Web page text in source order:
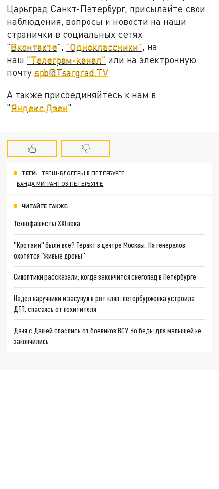
Царьград Санкт-Петербург, присылайте свои
наблюдения, вопросы и новости на наши
странички в социальных сетях
"Вконтакте", "Одноклассники", на
наш "Телеграм-канал" или на электронную
почту spb@Tsargrad.TV
А также присоединяйтесь к нам в
"Яндекс.Дзен".
ТЕГИ:
ТРЕШ-БЛОГЕРЫ В ПЕТЕРБУРГЕ
БАНДА МИГРАНТОВ ПЕТЕРБУРГЕ
ЧИТАЙТЕ ТАКЖЕ:
Технофашисты XXI века
"Кротами" были все? Теракт в центре Москвы: На генералов
охотятся "живые дроны"
Синоптики рассказали, когда закончится снегопад в Петербурге
Надел наручники и засунул в рот кляп: петербурженка устроила
ДТП, спасаясь от похитителя
Даня с Дашей спаслись от боевиков ВСУ. Но беды для малышей не
закончились